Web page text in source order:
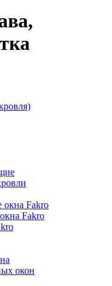
окна Fakro
Fakro
окон